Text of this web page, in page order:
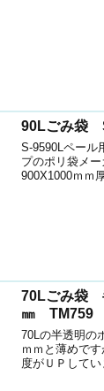
90Lごみ袋
S-9590Lペール
プのポリ袋メ
900X1000ｍｍ
70Lごみ袋
㎜ TM759
70Lの半透明の
ｍｍと薄めで
度がＵＰしてい